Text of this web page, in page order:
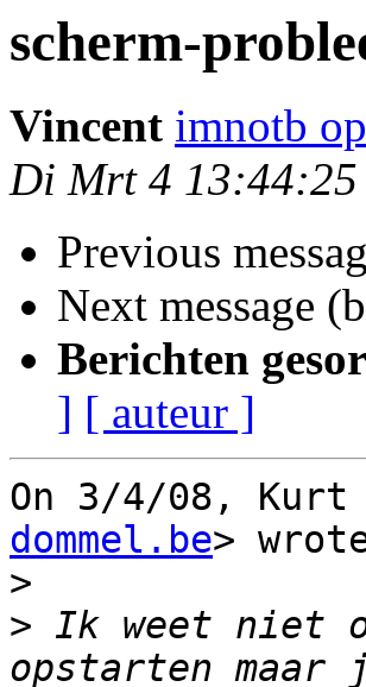
scherm-
Vincent imnotb
Di Mrt 4 13:44:25
Previous
Next message
Berichten
] [ auteur ]
On 3/4/08, Kurt
dommel.be>
>
> Ik weet niet